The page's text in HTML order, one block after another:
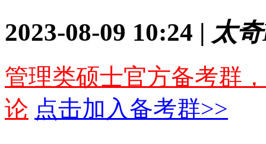
2023-08-09 10:24 | 太
管理类硕士官方备考群
论 点击加入备考群>>